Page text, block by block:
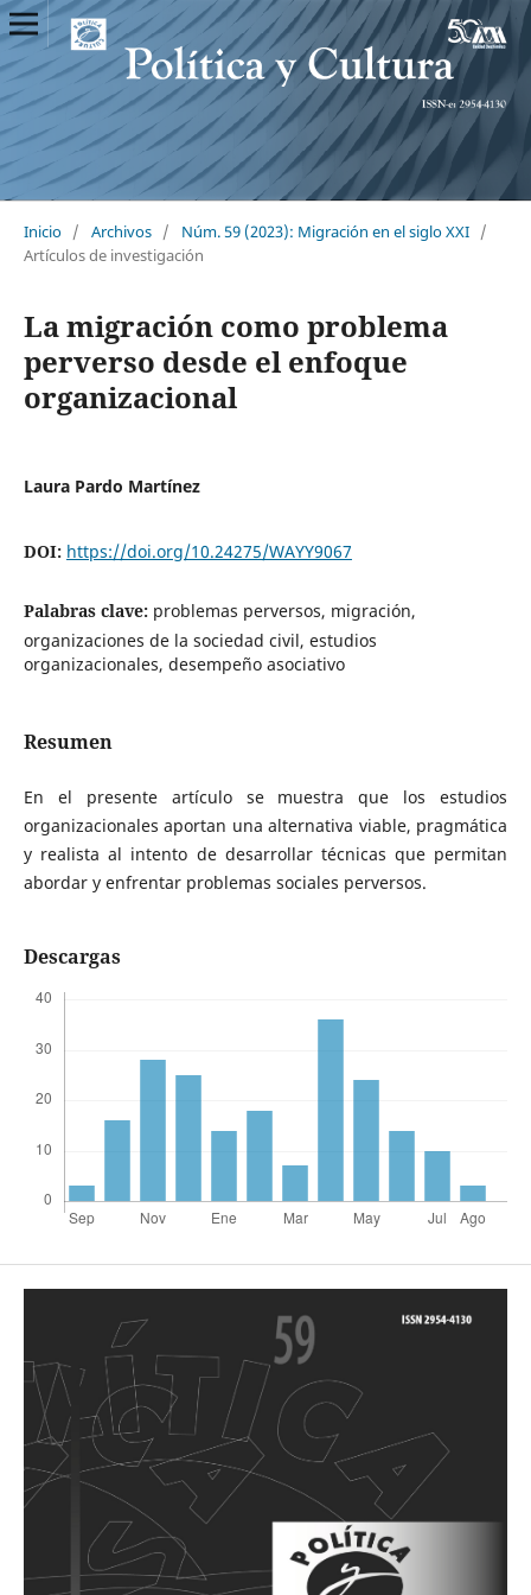
Inicio / Archivos / Núm. 59 (2023): Migración en el siglo XXI /
Artículos de investigación
La migración como problema
perverso desde el enfoque
organizacional
Laura Pardo Martínez
DOI: https://doi.org/10.24275/WAYY9067
Palabras clave: problemas perversos, migración,
organizaciones de la sociedad civil, estudios
organizacionales, desempeño asociativo
Resumen
En el presente artículo se muestra que los estudios
organizacionales aportan una alternativa viable, pragmática
y realista al intento de desarrollar técnicas que permitan
abordar y enfrentar problemas sociales perversos.
Descargas